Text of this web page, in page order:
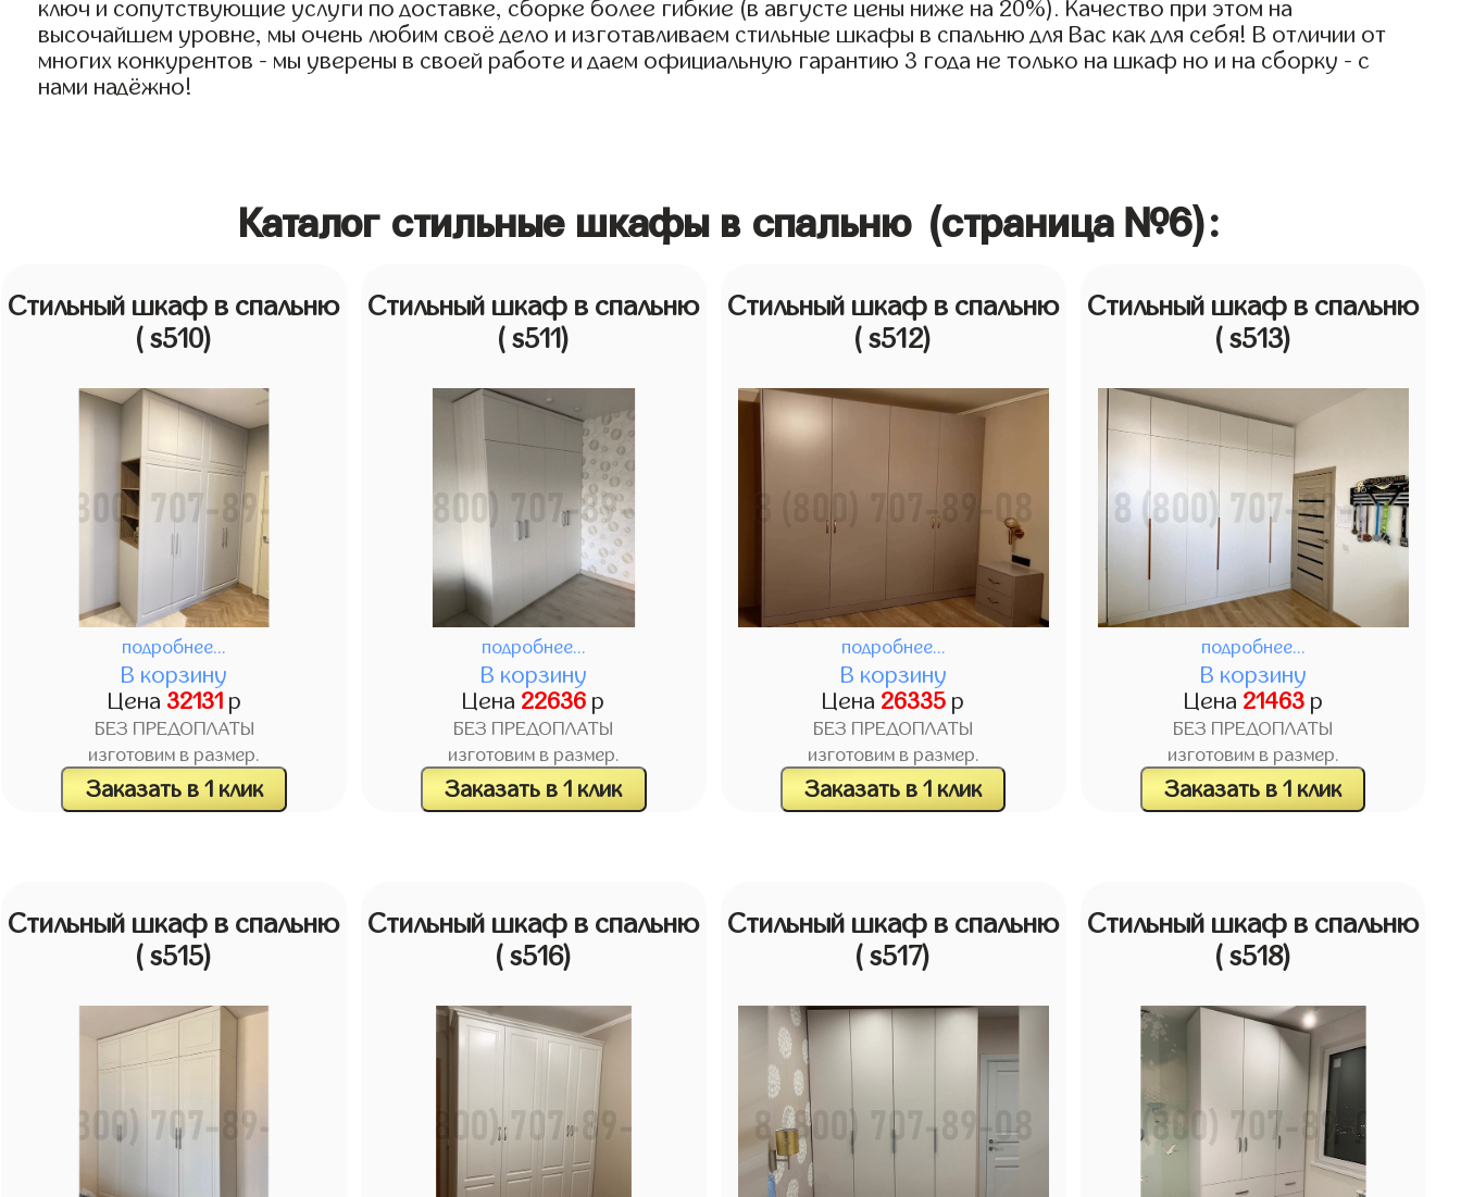
ключ и сопутствующие услуги по доставке, сборке более гибкие (в августе цены ниже на 20%). Качество при этом на
высочайшем уровне, мы очень любим своё дело и изготавливаем стильные шкафы в спальню для Вас как для себя! В отличии от
многих конкурентов - мы уверены в своей работе и даем официальную гарантию 3 года не только на шкаф но и на сборку - с
нами надёжно!
Каталог стильные шкафы в спальню (страница №6):
Стильный шкаф в спальню
( s510)
подробнее...
В корзину
Цена 32131 р
БЕЗ ПРЕДОПЛАТЫ
изготовим в размер.
Заказать в 1 клик
Стильный шкаф в спальню
( s511)
подробнее...
В корзину
Цена 22636 р
БЕЗ ПРЕДОПЛАТЫ
изготовим в размер.
Заказать в 1 клик
Стильный шкаф в спальню
( s512)
подробнее...
В корзину
Цена 26335 р
БЕЗ ПРЕДОПЛАТЫ
изготовим в размер.
Заказать в 1 клик
Стильный шкаф в спальню
( s513)
подробнее...
В корзину
Цена 21463р
БЕЗ ПРЕДОПЛАТЫ
изготовим в размер.
Заказать в 1 клик
Стильный шкаф в спальню
( s515)
Стильный шкаф в спальню
( s516)
Стильный шкаф в спальню
( s517)
Стильный шкаф в спальню
( s518)